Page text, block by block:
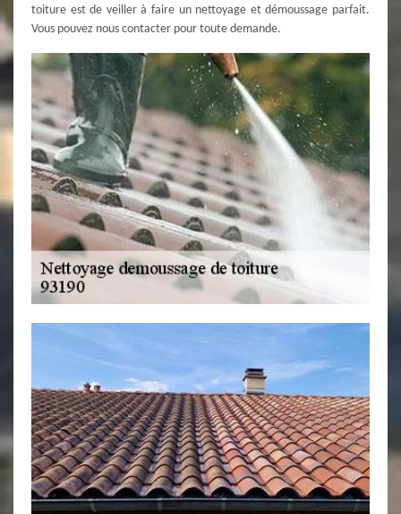
toiture est de veiller à faire un nettoyage et démoussage parfait.
Vous pouvez nous contacter pour toute demande.